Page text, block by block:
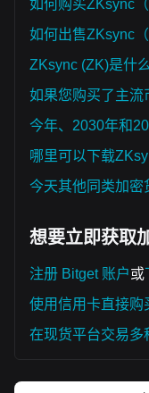
如何购买ZKsync（
如何出售ZKsync（
ZKsync (ZK)是什么
如果您购买了主流
今年、2030年和
哪里可以下载
今天其他同类加密
想要立即获取
注册 Bitget 账户或
使用信用卡直接购
在现货平台交易多